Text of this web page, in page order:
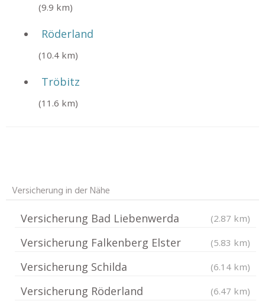
(9.9 km)
Röderland
(10.4 km)
Tröbitz
(11.6 km)
Versicherung in der Nähe
Versicherung Bad Liebenwerda (2.87 km)
Versicherung Falkenberg Elster (5.83 km)
Versicherung Schilda (6.14 km)
Versicherung Röderland (6.47 km)